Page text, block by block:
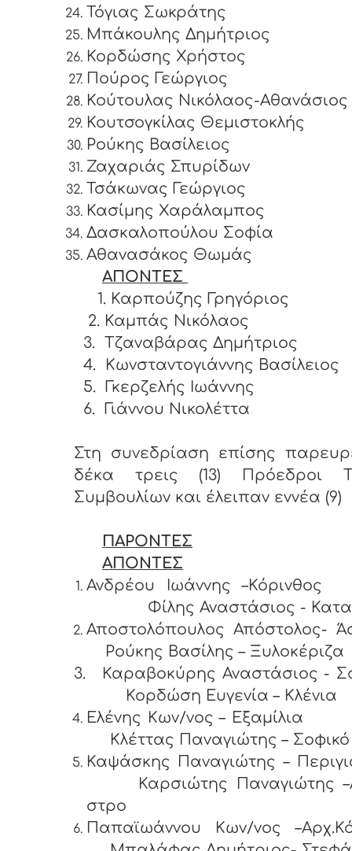
Τόγιας Σωκράτης
Μπάκουλης Δημήτριος
Κορδώσης Χρήστος
Πούρος Γεώργιος
Κούτουλας Νικόλαος-Αθανάσιος
Κουτσογκίλας Θεμιστοκλής
Ρούκης Βασίλειος
Ζαχαριάς Σπυρίδων
Τσάκωνας Γεώργιος
Κασίμης Χαράλαμπος
Δασκαλοπούλου Σοφία
Αθανασάκος Θωμάς
ΑΠΟΝΤΕΣ
1. Καρπούζης Γρηγόριος
2. Καμπάς Νικόλαος
3.
Τζαναβάρας Δημήτριος
4.
Κωνσταντογιάννης Βασίλειος
5.
Γκερζελής Ιωάννης
6.
Γιάννου Νικολέττα
Στη συνεδρίαση επίσης
δέκα τρεις (13) Πρόεδροι
Συμβουλίων και έλειπαν εννέα (9)
ΠΑΡΟΝΤΕΣ
ΑΠΟΝΤΕΣ
Ανδρέου Ιωάννης
Φίλης Αναστάσιος -
Αποστολόπουλος
Ρούκης Βασίλης – Ξυλοκέριζα
3.
Καραβοκύρης Αναστάσιος -
Κορδώση Ευγενία – Κλένια
Ελένης Κων/νος –
Κλέττας Παναγιώτης – Σοφικό
Καψάσκης Παναγιώτης –
Καρσιώτης Παναγιώτης
στρο
Παπαϊωάννου Κων/νος